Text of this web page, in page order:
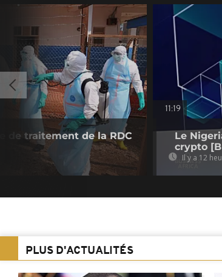
de traitement de la RDC
11:19
Le
crypto
Il y a 12
PLUS D'ACTUALITÉS